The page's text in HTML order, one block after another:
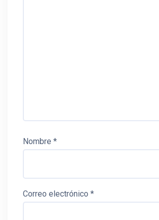
Nombre *
Correo electrónico *